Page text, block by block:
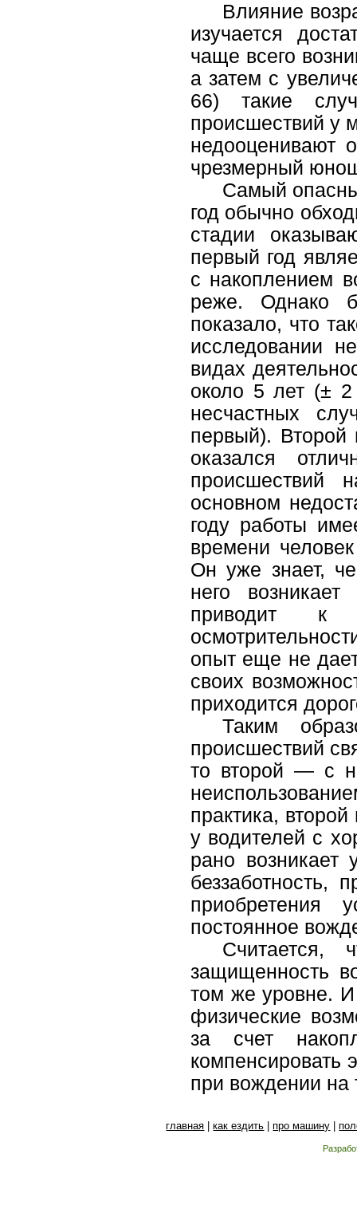
Влияние
изучается
чаще всего
а затем с
66) такие
происшествий у
недооценивают
чрезмерный
Самый
год обычно
стадии
первый год
с накоплением
реже. Однако
показало, что
исследовании
видах
около 5 лет (± 2
несчастных
первый). Второй
оказался
происшествий
основном
году работы
времени
Он уже знает,
него
приводит к
опыт еще не
своих
приходится
Таким
происшествий
то второй — с
практика,
у водителей с
рано возникает
беззаботность,
приобретения
постоянное
защищенность
том же уровне. И
физические
за счет
компенсировать
при вождении на
главная |как ездить |про машину |